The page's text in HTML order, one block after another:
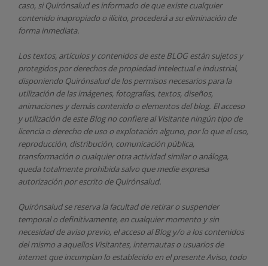
caso, si Quirónsaludes informado de que existe cualquier
contenido inapropiado o ilícito, procederá a su eliminación de
forma inmediata.
Los textos, artículos y contenidos de este BLOG están sujetos y
protegidos por derechos de propiedad intelectual e industrial,
disponiendo Quirónsaludde los permisos necesarios para la
utilización de las imágenes, fotografías, textos, diseños,
animaciones y demás contenido o elementos del blog. El acceso
y utilización de este Blog no confiere al Visitante ningún tipo de
licencia o derecho de uso o explotación alguno, por lo que el uso,
reproducción, distribución, comunicación pública,
transformación o cualquier otra actividad similar o análoga,
queda totalmente prohibida salvo que medie expresa
autorización por escrito de Quirónsalud.
Quirónsaludse reserva la facultad de retirar o suspender
temporal o definitivamente, en cualquier momento y sin
necesidad de aviso previo, el acceso al Blog y/o a los contenidos
del mismo a aquellos Visitantes, internautas o usuarios de
internet que incumplan lo establecido en el presente Aviso, todo